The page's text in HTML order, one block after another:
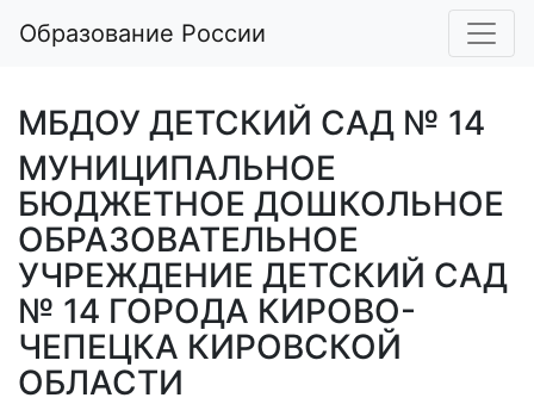
Образование России
МБДОУ ДЕТСКИЙ САД № 14
МУНИЦИПАЛЬНОЕ
БЮДЖЕТНОЕ ДОШКОЛЬНОЕ
ОБРАЗОВАТЕЛЬНОЕ
УЧРЕЖДЕНИЕ ДЕТСКИЙ САД
№ 14 ГОРОДА КИРОВО-
ЧЕПЕЦКА КИРОВСКОЙ
ОБЛАСТИ